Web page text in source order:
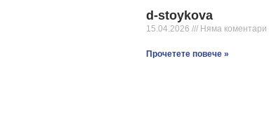
d-stoykova
15.04.2026 Няма коментари
Прочетете повече »